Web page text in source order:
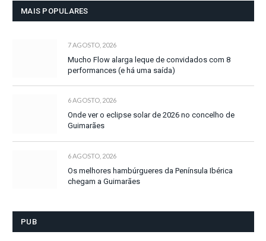
MAIS POPULARES
7 AGOSTO, 2026
Mucho Flow alarga leque de convidados com 8
performances (e há uma saída)
6 AGOSTO, 2026
Onde ver o eclipse solar de 2026 no concelho de
Guimarães
6 AGOSTO, 2026
Os melhores hambúrgueres da Península Ibérica
chegam a Guimarães
PUB